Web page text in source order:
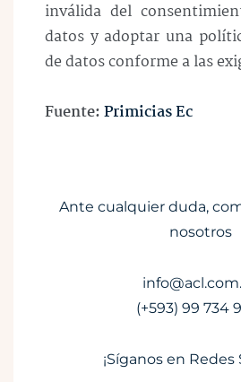
inválida del
datos y adoptar una
de datos conforme a las
Fuente:Primicias Ec
Ante cualquier duda,
nosotros
(+593) 99 734
¡Síganos en Redes